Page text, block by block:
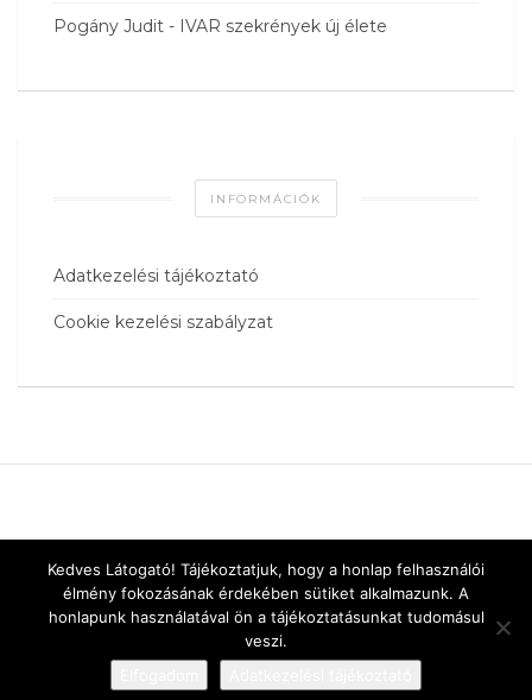
Pogány Judit - IVAR szekrények új élete
INFORMÁCIÓK
Adatkezelési tájékoztató
Cookie kezelési szabályzat
Kedves Látogató! Tájékoztatjuk, hogy a honlap felhasználói
élmény fokozásának érdekében sütiket alkalmazunk. A
honlapunk használatával ön a tájékoztatásunkat tudomásul
veszi.